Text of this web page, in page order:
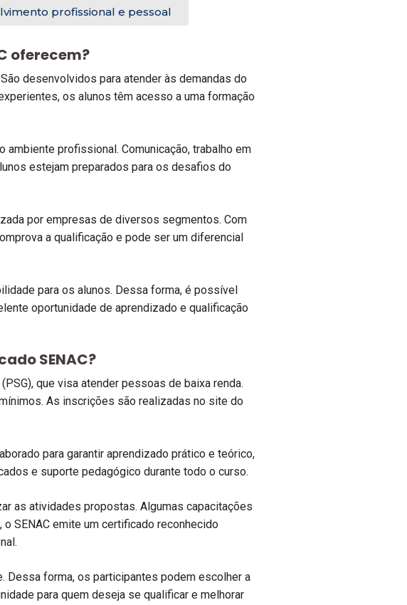
profissional e pessoal
oferecem?
desenvolvidos para atender às demandas do
os alunos têm acesso a uma formação
profissional. Comunicação, trabalho em
estejam preparados para os desafios do
por empresas de diversos segmentos. Com
a qualificação e pode ser um diferencial
para os alunos. Dessa forma, é possível
oportunidade de aprendizado e qualificação
SENAC?
que visa atender pessoas de baixa renda.
As inscrições são realizadas no site do
para garantir aprendizado prático e teórico,
e suporte pedagógico durante todo o curso.
as atividades propostas. Algumas capacitações
SENAC emite um certificado reconhecido
Dessa forma, os participantes podem escolher a
para quem deseja se qualificar e melhorar